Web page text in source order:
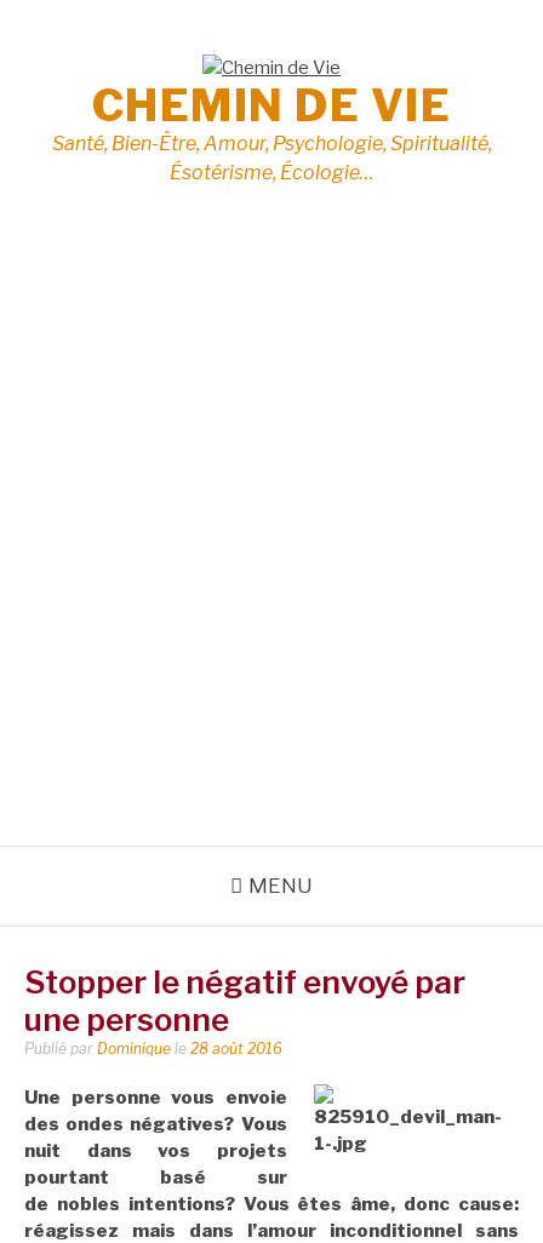
CHEMIN DE VIE
Santé, Bien-Être, Amour, Psychologie, Spiritualité,
Ésotérisme, Écologie…
MENU
Stopper le négatif envoyé par
une personne
Publié par Dominique le 28 août 2016
Une personne vous envoie
des ondes négatives? Vous
nuit dans vos projets
pourtant basé sur
de nobles intentions? Vous êtes âme, donc cause:
réagissez mais dans l’amour inconditionnel sans